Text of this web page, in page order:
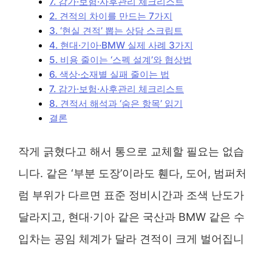
2. 견적의 차이를 만드는 7가지
3. ‘현실 견적’ 뽑는 상담 스크립트
4. 현대·기아·BMW 실제 사례 3가지
5. 비용 줄이는 ‘스펙 설계’와 협상법
6. 색상·소재별 실패 줄이는 법
7. 감가·보험·사후관리 체크리스트
8. 견적서 해석과 ‘숨은 항목’ 읽기
결론
작게 긁혔다고 해서 통으로 교체할 필요는 없습
니다. 같은 ‘부분 도장’이라도 휀다, 도어, 범퍼처
럼 부위가 다르면 표준 정비시간과 조색 난도가
달라지고, 현대·기아 같은 국산과 BMW 같은 수
입차는 공임 체계가 달라 견적이 크게 벌어집니